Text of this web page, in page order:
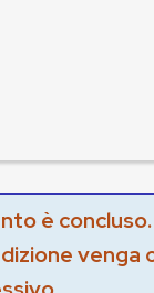
è
venga